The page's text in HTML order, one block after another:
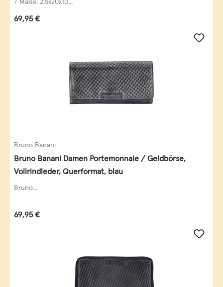
Regulärer Preis:
69,95 €
Bruno Banani
Bruno Banani Damen Portemonnaie / Geldbörse,
Vollrindleder, Querformat, blau
Bruno...
Regulärer Preis:
69,95 €